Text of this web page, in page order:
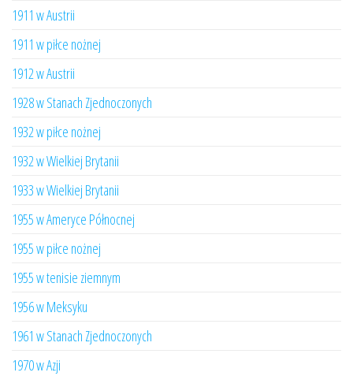
1911 w Austrii
1911 w piłce nożnej
1912 w Austrii
1928 w Stanach Zjednoczonych
1932 w piłce nożnej
1932 w Wielkiej Brytanii
1933 w Wielkiej Brytanii
1955 w Ameryce Północnej
1955 w piłce nożnej
1955 w tenisie ziemnym
1956 w Meksyku
1961 w Stanach Zjednoczonych
1970 w Azji